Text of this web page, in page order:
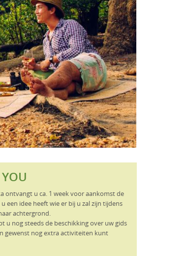
ontvangt u ca. 1 week voor aankomst de
een idee heeft wie er bij u zal zijn tijdens
achtergrond.
u nog steeds de beschikking over uw gids
gewenst nog extra activiteiten kunt